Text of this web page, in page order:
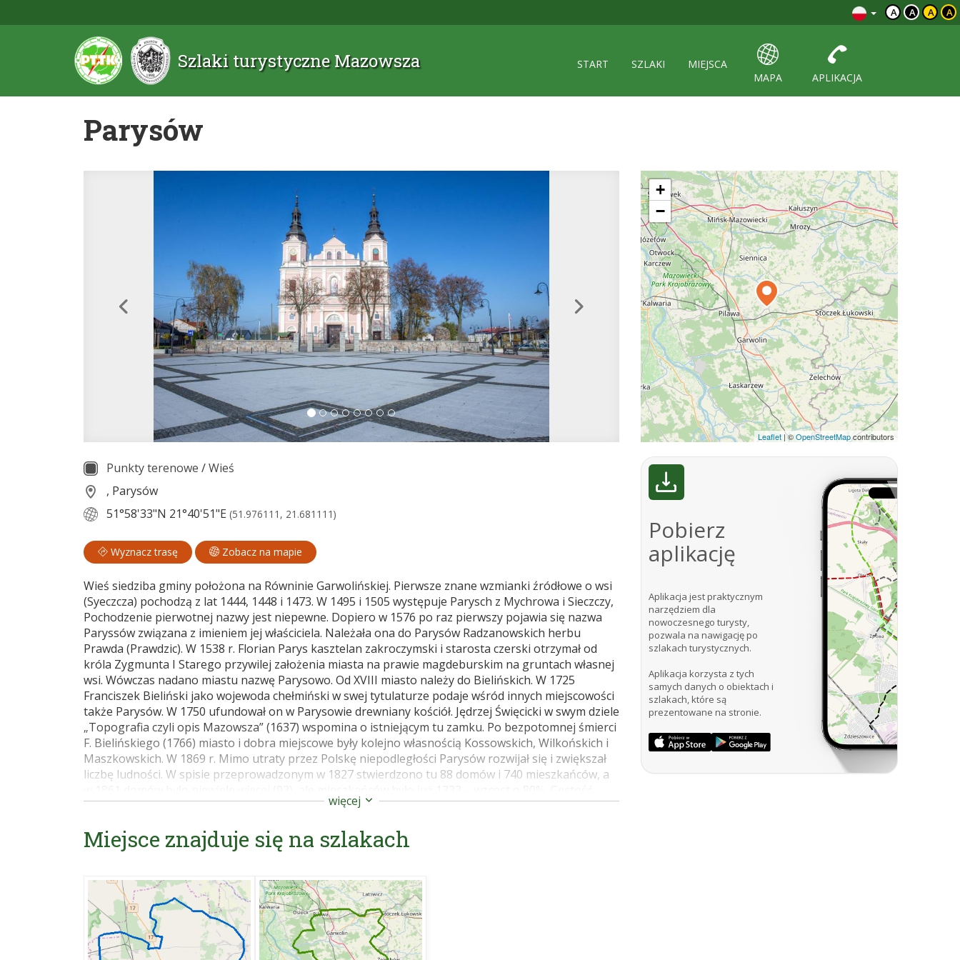
A A A A
Szlaki turystyczne Mazowsza START SZLAKI
MIEJSCA
MAPA
APLIKACJA
Parysów
Punkty terenowe /Wieś
, Parysów
51°58'33"N 21°40'51"E (51.976111, 21.681111)
Wyznacz trasę Zobacz na mapie
Wieś siedziba gminy położona na Równinie Garwolińskiej. Pierwsze znane wzmianki źródłowe o wsi
(Syeczcza) pochodzą z lat 1444, 1448 i 1473. W 1495 i 1505 występuje Parysch z Mychrowa i Sieczczy,
Pochodzenie pierwotnej nazwy jest niepewne. Dopiero w 1576 po raz pierwszy pojawia się nazwa
Paryssów związana z imieniem jej właściciela. Należała ona do Parysów Radzanowskich herbu
Prawda (Prawdzic). W 1538 r. Florian Parys kasztelan zakroczymski i starosta czerski otrzymał od
króla Zygmunta I Starego przywilej założenia miasta na prawie magdeburskim na gruntach własnej
wsi. Wówczas nadano miastu nazwę Parysowo. Od XVIII miasto należy do Bielińskich. W 1725
Franciszek Bieliński jako wojewoda chełmiński w swej tytulaturze podaje wśród innych miejscowości
także Parysów. W 1750 ufundował on w Parysowie drewniany kościół. Jędrzej Święcicki w swym dziele
„Topografia czyli opis Mazowsza” (1637) wspomina o istniejącym tu zamku. Po bezpotomnej śmierci
F. Bielińskiego (1766) miasto i dobra miejscowe były kolejno własnością Kossowskich, Wilkońskich i
Maszkowskich. W 1869 r. Mimo utraty przez Polskę niepodległości Parysów rozwijał się i zwiększał
liczbę ludności. W spisie przeprowadzonym w 1827 stwierdzono tu 88 domów i 740 mieszkańców, a
zaludnienia nie świadczyła jednak o zamożności miasta. Po powstaniu styczniowym Parysów utracił
uległa znacznym zniszczeniom podczas walk w okresie I wojny światowej, a w 1944 Niemcy palą
wieś, wycofując się. Dziś w planie miejscowości widoczne jest wyraźnie dawne założenie miejskie. Jej
Pierzeje rynku zabudowane luźno budynkami przeważnie murowanymi. Pozostała zabudowa w
większości drewniana typu wiejskiego. Parafia uposażona w r. 1439/1440, pierwszy kościół
drewniany konsekrowany w 1445 przez Andrzeja Bnińskiego bpa poznańskiego. Parafia erygowana
w 1461. O losach tego kościoła brak wiadomości. Florian Parys wkrótce po założeniu miasta funduje
nowy kościół w 1541 r. pod wezwaniem Wniebowzięcia NMP i św. Andrzeja Apostoła. Kościół ten
więcej
+
−
Leaflet |©OpenStreetMapcontributors
Pobierz
aplikację
Aplikacja jest praktycznym
narzędziem dla
nowoczesnego turysty,
pozwala na nawigację po
szlakach turystycznych.
Aplikacja korzysta z tych
samych danych o obiektach i
szlakach, które są
prezentowane na stronie.
Miejsce znajduje się na szlakach